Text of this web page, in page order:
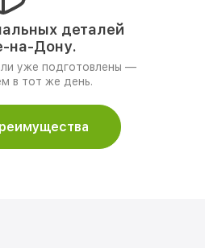
деталей
на-Дону.
уже подготовлены —
в тот же день.